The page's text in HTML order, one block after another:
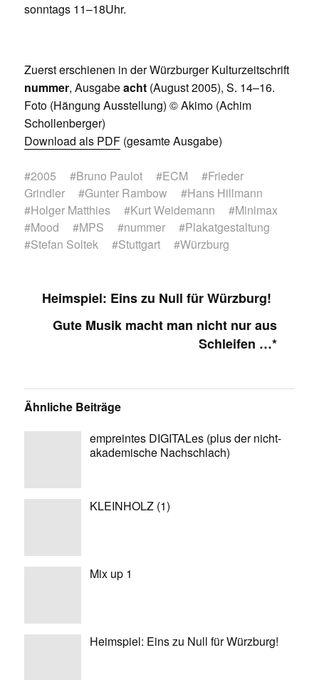
sonntags 11–18Uhr.
Zuerst erschienen in der Würzburger Kulturzeitschrift
nummer, Ausgabeacht(August 2005), S. 14–16.
Foto (Hängung Ausstellung) © Akimo (Achim
Schollenberger)
Download als PDF(gesamte Ausgabe)
#2005 #Bruno Paulot #ECM #Frieder
Grindler
#Gunter Rambow #Hans Hillmann
#Holger Matthies #Kurt Weidemann #Minimax
#Mood #MPS #nummer #Plakatgestaltung
#Stefan Soltek #Stuttgart #Würzburg
Heimspiel: Eins zu Null für Würzburg!
Gute Musik macht man nicht nur aus
Schleifen …*
Ähnliche Beiträge
empreintes DIGITALes (plus der nicht-
akademische Nachschlach)
KLEINHOLZ (1)
Mix up 1
Heimspiel: Eins zu Null für Würzburg!